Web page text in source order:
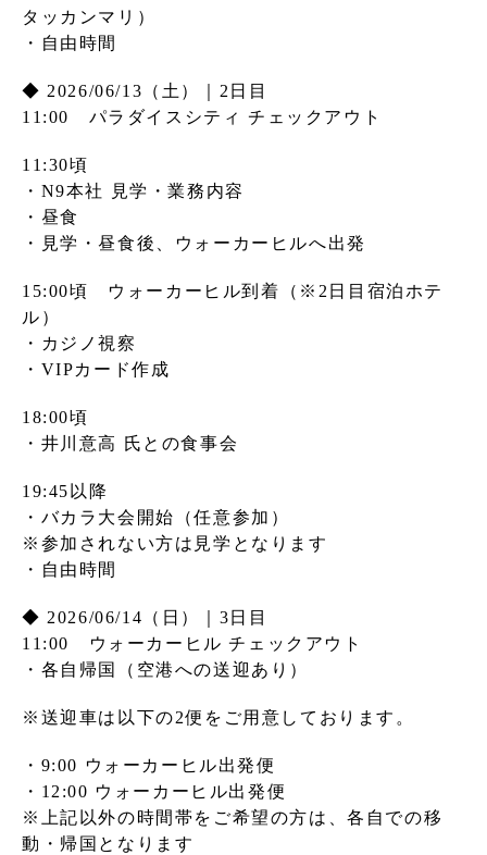
タッカンマリ）
・自由時間
◆ 2026/06/13（土）｜2日目
11:00 パラダイスシティ チェックアウト
11:30頃
・N9本社 見学・業務内容
・昼食
・見学・昼食後、ウォーカーヒルへ出発
15:00頃 ウォーカーヒル到着（※2日目宿泊ホテ
ル）
・カジノ視察
・VIPカード作成
18:00頃
・井川意高 氏との食事会
19:45以降
・バカラ大会開始（任意参加）
※参加されない方は見学となります
・自由時間
◆ 2026/06/14（日）｜3日目
11:00 ウォーカーヒル チェックアウト
・各自帰国（空港への送迎あり）
※送迎車は以下の2便をご用意しております。
・9:00 ウォーカーヒル出発便
・12:00 ウォーカーヒル出発便
※上記以外の時間帯をご希望の方は、各自での移
動・帰国となります